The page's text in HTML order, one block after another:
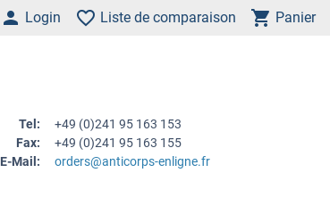
Login Liste de comparaison Panier
Tel:
+49 (0)241 95 163 153
Fax:
+49 (0)241 95 163 155
E-Mail:
orders@anticorps-enligne.fr